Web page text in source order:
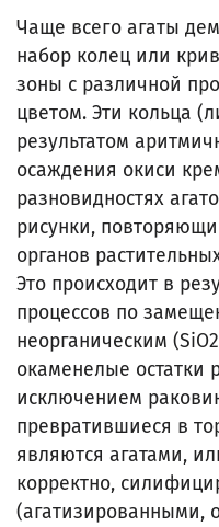
Чаще всего агаты
набор колец или
зоны с различной
цветом. Эти кольца
результатом
осаждения окиси
разновидностях
рисунки,
органов
Это происходит в
процессов по
неорганическим
окаменелые остатки
исключением
превратившиеся в
являются агатами,
корректно,
(агатизированными,